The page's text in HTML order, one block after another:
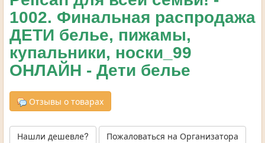
1002. Финальная распродажа
ДЕТИ белье, пижамы,
купальники, носки_99
ОНЛАЙН - Дети белье
Отзывы о товарах
Нашли дешевле? Пожаловаться на Организатора